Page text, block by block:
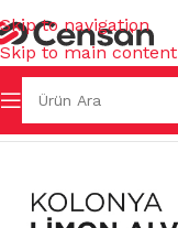
Skip to navigation
Skip to main content